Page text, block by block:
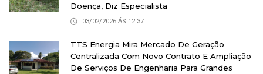
Doença, Diz Especialista
03/02/2026 ÁS 12:37
TTS Energia Mira Mercado De Geração
Centralizada Com Novo Contrato E Ampliação
De Serviços De Engenharia Para Grandes